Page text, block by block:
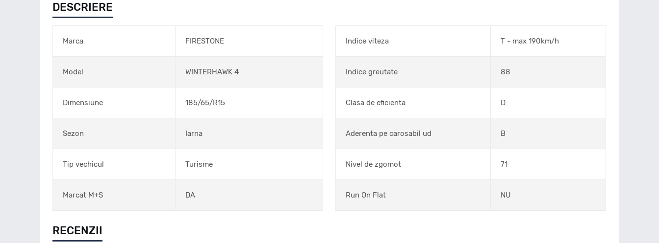
DESCRIERE
Marca FIRESTONE
Model WINTERHAWK 4
Dimensiune 185/65/R15
Sezon Iarna
Tip vechicul Turisme
Marcat M+S DA
Indice viteza T - max 190km/h
Indice greutate 88
Clasa de eficienta D
Aderenta pe carosabil ud B
Nivel de zgomot 71
Run On Flat NU
RECENZII